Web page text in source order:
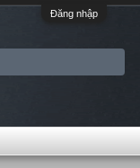
Đăng nhập